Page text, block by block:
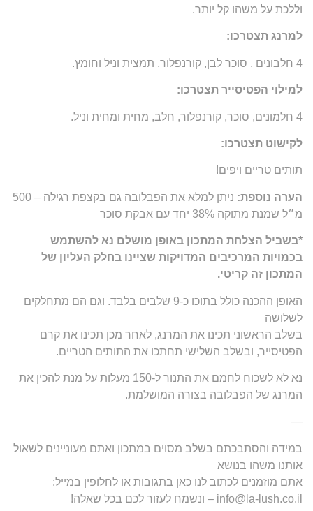
וללכת על משהו קל יותר.
למרנג תצטרכו:
4 חלבונים , סוכר לבן, קורנפלור, תמצית וניל וחומץ.
למילוי הפטיסייר תצטרכו:
4 חלמונים, סוכר, קורנפלור, חלב, מחית ומחית וניל.
לקישוט תצטרכו:
תותים טריים ויפים!
הערה נוספת:
ניתן למלא את הפבלובה גם בקצפת רגילה – 500
מ״ל שמנת מתוקה 38% יחד עם אבקת סוכר
*בשביל הצלחת המתכון באופן מושלם נא להשתמש
בכמויות המרכיבים המדויקות שציינו בחלק העליון של
המתכון זה קריטי.
האופן ההכנה כולל בתוכו כ-9 שלבים בלבד. וגם הם מתחלקים
לשלושה
בשלב הראשוני תכינו את המרנג, לאחר מכן תכינו את קרם
הפטיסייר, ובשלב השלישי תחתכו את התותים הטריים.
נא לא לשכוח לחמם את התנור ל-150 מעלות על מנת להכין את
המרנג של הפבלובה בצורה המושלמת.
—
במידה והסתבכתם בשלב מסוים במתכון ואתם מעוניינים לשאול
אותנו משהו בנושא
אתם מוזמנים לכתוב לנו כאן בתגובות או לחלופין במייל:
info@la-lush.co.il – ונשמח לעזור לכם בכל שאלה!